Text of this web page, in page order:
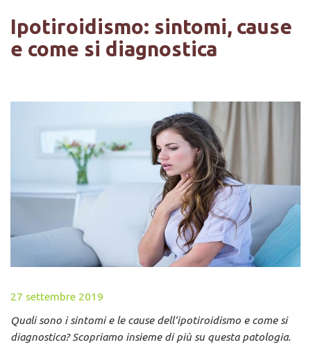
Ipotiroidismo: sintomi, cause
e come si diagnostica
27 settembre 2019
Quali sono i sintomi e le cause dell’ipotiroidismo e come si
diagnostica? Scopriamo insieme di più su questa patologia.